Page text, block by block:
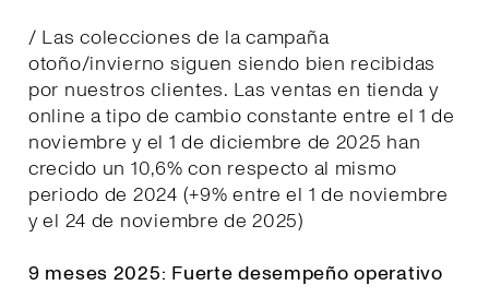
/ Las colecciones de la campaña
otoño/invierno siguen siendo bien recibidas
por nuestros clientes. Las ventas en tienda y
online a tipo de cambio constante entre el 1 de
noviembre y el 1 de diciembre de 2025 han
crecido un 10,6% con respecto al mismo
periodo de 2024 (+9% entre el 1 de noviembre
y el 24 de noviembre de 2025)
9 meses 2025: Fuerte desempeño operativo